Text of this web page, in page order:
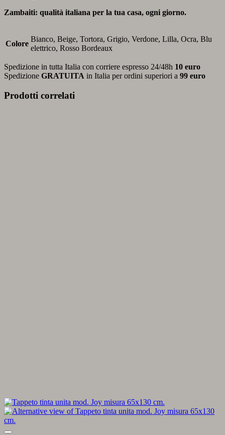
Zambaiti: qualità italiana per la tua casa, ogni giorno.
Colore
Bianco, Beige, Tortora, Grigio, Verdone, Lilla, Ocra, Blu
elettrico, Rosso Bordeaux
Spedizione in tutta Italia con corriere espresso 24/48h 10 euro
Spedizione GRATUITA in Italia per ordini superiori a 99 euro
Prodotti correlati